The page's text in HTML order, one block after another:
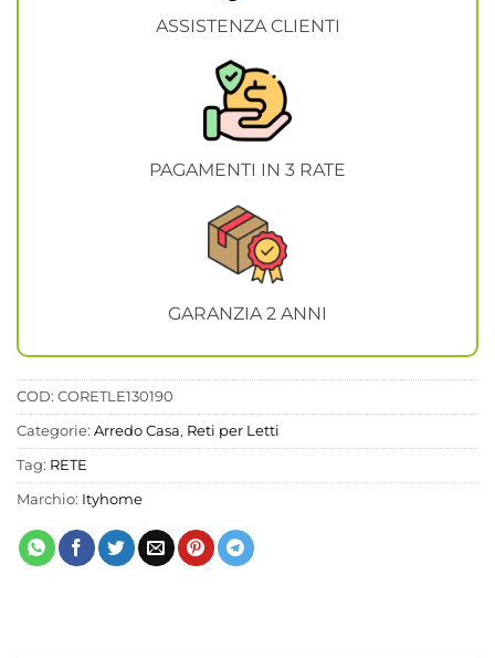
ASSISTENZA CLIENTI
PAGAMENTI IN 3 RATE
GARANZIA 2 ANNI
COD: CORETLE130190
Categorie: Arredo Casa, Reti per Letti
Tag: RETE
Marchio: Ityhome